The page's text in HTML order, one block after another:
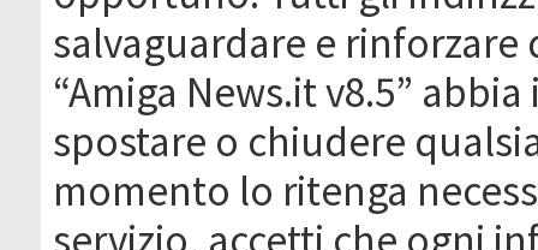
salvaguardare e
“Amiga News.it v8.5”
spostare o chiudere
momento lo ritenga